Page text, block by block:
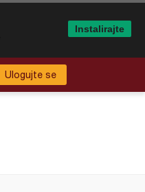
Ulogujte se
Instalirajte